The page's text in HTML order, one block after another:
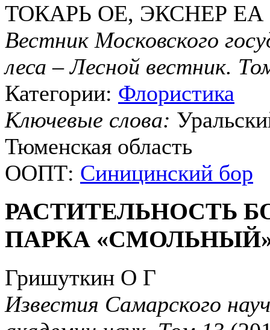
ТОКАРЬ ОЕ, ЭКСНЕР ЕА
Вестник Московского
леса – Лесной вестник.
Категории: Флористика
Ключевые слова:
Тюменская область
ООПТ: Синицинский бор
РАСТИТЕЛЬНОСТЬ
ПАРКА
Гришуткин О Г
Известия Самарского